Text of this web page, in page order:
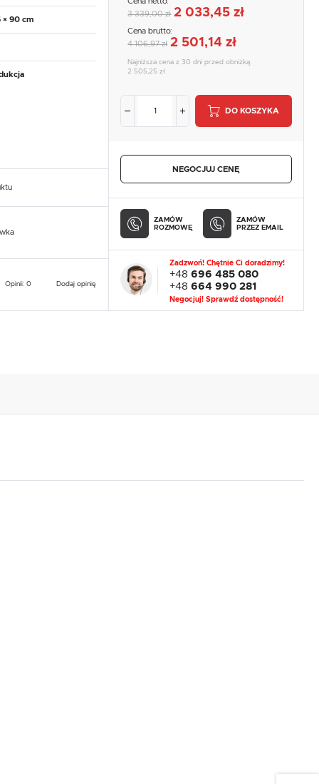
× 90 cm
Opinii: 0 Dodaj opinię
3 339,00 zł 2 033,45 zł
Cena brutto:
4 106,97 zł 2 501,14 zł
Najniższa cena z 30 dni przed obniżką:
2 505,25 zł
DO KOSZYKA
NEGOCJUJ CENĘ
ZAMÓW
ROZMOWĘ
ZAMÓW
PRZEZ EMAIL
Zadzwoń! Chętnie Ci doradzimy!
+48 696 485 080
+48 664 990 281
Negocjuj! Sprawdź dostępność!